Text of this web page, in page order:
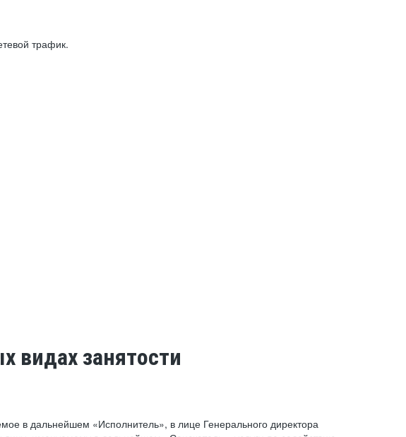
трафик.
видах занятости
в дальнейшем «Исполнитель», в лице Генерального директора